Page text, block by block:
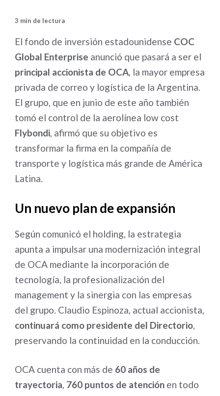
3 min de lectura
El fondo de inversión estadounidense COC
Global Enterprise anunció que pasará a ser el
principal accionista de OCA, la mayor empresa
privada de correo y logística de la Argentina.
El grupo, que en junio de este año también
tomó el control de la aerolínea low cost
Flybondi, afirmó que su objetivo es
transformar la firma en la compañía de
transporte y logística más grande de América
Latina.
Un nuevo plan de expansión
Según comunicó el holding, la estrategia
apunta a impulsar una modernización integral
de OCA mediante la incorporación de
tecnología, la profesionalización del
management y la sinergia con las empresas
del grupo. Claudio Espinoza, actual accionista,
continuará como presidente del Directorio
preservando la continuidad en la conducción.
OCA cuenta con más de 60 años de
trayectoria, 760 puntos de atención en todo